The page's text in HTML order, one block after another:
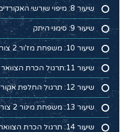
שיעור 8: מיפוי שורשי האקורדים על צוואר הגיטרה
שיעור 9: סימני היתק
שיעור 10: משפחת מז'ור 2 צורות
שיעור 11:תרגול הכרת הצוואר והצורות מיתר 6
שיעור 12: תרגול החלפת אקורדים מז'ור מיתר 6
שיעור 13: משפחת מינור 2 צורות
שיעור 14: תרגול הכרת הצוואר והצורות מיתר 5